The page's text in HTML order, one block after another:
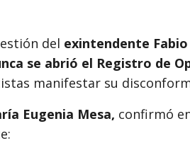
del exintendente
se abrió el Registro de
manifestar su
Eugenia Mesa, confirmó